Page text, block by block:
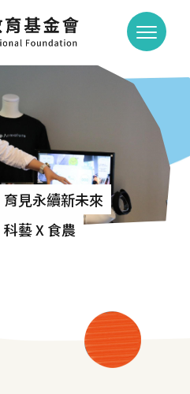
育見永續新未來
科藝 X 食農
育見永續新未來
科藝 X 食農
育見永續新未來
科藝 X 食農